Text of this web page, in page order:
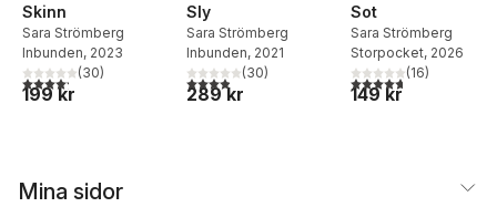
Skinn
Sara Strömberg
Inbunden, 2023
4,2utav 5 stjärnor. Totalt antal röster:
(30)
199 kr
Sly
Sara Strömberg
Inbunden, 2021
3,9utav 5 stjärnor. Totalt antal röster:
(30)
289 kr
Sot
Sara Strömberg
Storpocket, 2026
4,7utav 5 stjärnor.
(16)
149 kr
Mina sidor